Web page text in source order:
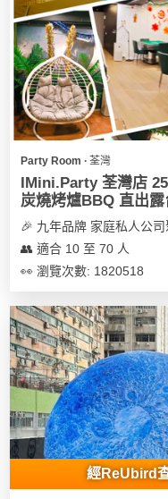
品
即
食
即
煮
系
列
聚
拍
廳
BBQ
地
新
親
子
活
動
侶
心
願
清
單
Party Room ∙ 荃灣
IMini.Party 荃灣店
炭燒烤爐BBQ 直出
🎉 九年品牌 家庭私人公司
👥 適合 10 至 70 人
👀 瀏覽次數: 1820518
經ReUbird